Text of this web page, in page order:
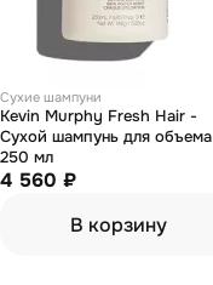
Сухие шампуни
Kevin Murphy Fresh Hair -
Сухой шампунь для объема
250 мл
4 560 ₽
В корзину